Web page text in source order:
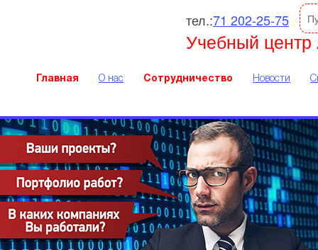
тел.:71 202-25-75
Учебный центр
Главная О нас Сотрудничество Новости